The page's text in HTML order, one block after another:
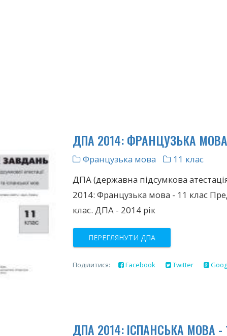
ДПА 2014: ФРАНЦУЗЬКА
Французька мова
11 клас
ДПА (державна підсумкова
2014: Французька мова - 11 клас
клас. ДПА - 2014 рік
ПЕРЕГЛЯНУТИ ДПА
Поділитися: Facebook Twitter
ДПА 2014: ІСПАНСЬКА МОВА -